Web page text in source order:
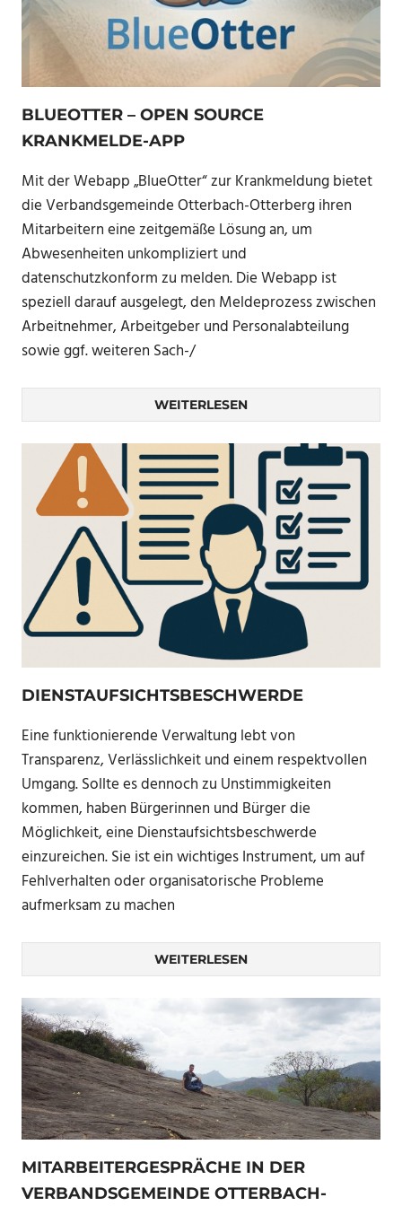
BLUEOTTER – OPEN SOURCE
KRANKMELDE-APP
Mit der Webapp „BlueOtter“ zur Krankmeldung bietet
die Verbandsgemeinde Otterbach-Otterberg ihren
Mitarbeitern eine zeitgemäße Lösung an, um
Abwesenheiten unkompliziert und
datenschutzkonform zu melden. Die Webapp ist
speziell darauf ausgelegt, den Meldeprozess zwischen
Arbeitnehmer, Arbeitgeber und Personalabteilung
sowie ggf. weiteren Sach-/
WEITERLESEN
DIENSTAUFSICHTSBESCHWERDE
Eine funktionierende Verwaltung lebt von
Transparenz, Verlässlichkeit und einem respektvollen
Umgang. Sollte es dennoch zu Unstimmigkeiten
kommen, haben Bürgerinnen und Bürger die
Möglichkeit, eine Dienstaufsichtsbeschwerde
einzureichen. Sie ist ein wichtiges Instrument, um auf
Fehlverhalten oder organisatorische Probleme
aufmerksam zu machen
WEITERLESEN
MITARBEITERGESPRÄCHE IN DER
VERBANDSGEMEINDE OTTERBACH-